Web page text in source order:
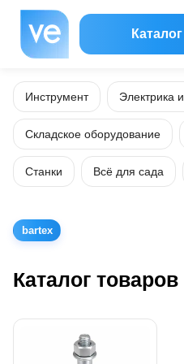
Каталог
Инструмент Электрика
Складское оборудование
Станки Всё для сада
bartex
Каталог